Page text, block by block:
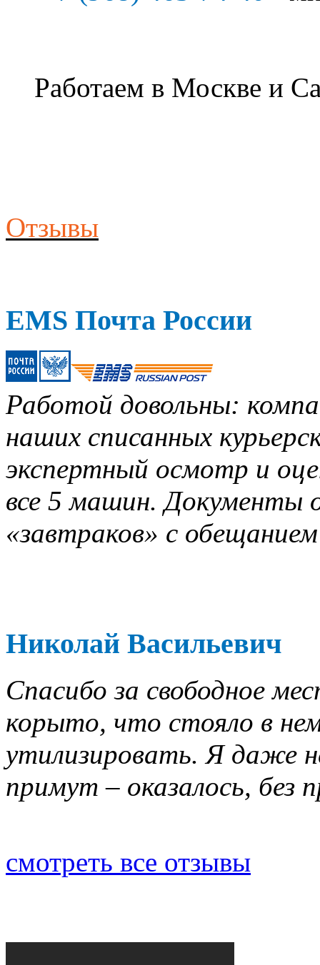
Работаем в Москве и
Отзывы
EMS Почта России
Работой довольны:
наших списанных
экспертный осмотр и
все 5 машин. Документы
«завтраков» с
Николай Васильевич
Спасибо за свободное
корыто, что стояло в
утилизировать. Я даже
примут – оказалось, без
смотреть все отзывы